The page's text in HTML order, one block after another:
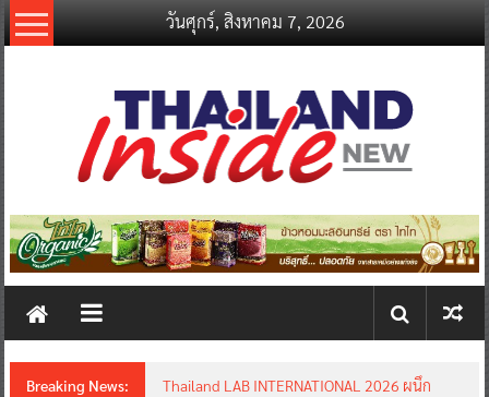
Skip
to
วันศุกร์, สิงหาคม 7, 2026
thailandinsidenew.com
Thailand
New
Breaking News:
Thailand LAB INTERNATIONAL 2026 ผนึก